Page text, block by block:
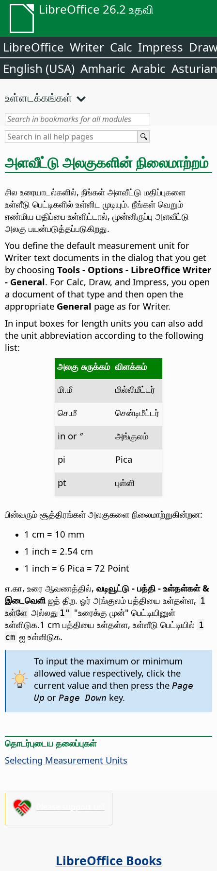
LibreOffice 26.2 உதவி
LibreOffice Writer Calc Impress
English (USA) Amharic Arabic Asturian
உள்ளடக்கங்கள்
அளவீட்டு அலகுகளின் நிலைமாற்றம்
சில உரையாடல்களில், நீங்கள் அளவீட்டு மதிப்புகளை
உள்ளீடு பெட்டிகளில் உள்ளிட முடியும். நீங்கள் வெறும்
எண்மிய மதிப்பை உள்ளிட்டால், முன்னிருப்பு அளவீட்டு
அலகு பயன்படுத்தப்படுகிறது.
You define the default measurement unit for
Writer text documents in the dialog that you get
by choosing Tools - Options - LibreOffice Writer
- General. For Calc, Draw, and Impress, you open
a document of that type and then open the
appropriate General page as for Writer.
In input boxes for length units you can also add
the unit abbreviation according to the following
list:
அலகு சுருக்கம் விளக்கம்
மி.மீ
மில்லிமீட்டர்
செ.மீ
சென்டிமீட்டர்
in or ″
அங்குலம்
pi
Pica
pt
புள்ளி
பின்வரும் சூத்திரங்கள் அலகுகளை நிலைமாற்றுகின்றன:
1 cm = 10 mm
1 inch = 2.54 cm
1 inch = 6 Pica = 72 Point
எ.கா, உரை ஆவணத்தில், வடிவூட்டு - பத்தி - உள்தள்கள் &
இடைவெளி ஐத் திற. ஓர் அங்குலம் பத்தியை உள்தள்ள, 1
உள்ளே அல்லது 1" "உரைக்கு முன்" பெட்டியினுள்
உள்ளிடுக.1 cm பத்தியை உள்தள்ள, உள்ளீடு பெட்டியில் 1
cm ஐ உள்ளிடுக.
To input the maximum or minimum
allowed value respectively, click the
current value and then press the Page
Up or Page Down key.
தொடர்புடைய தலைப்புகள்
Selecting Measurement Units
LibreOffice Books